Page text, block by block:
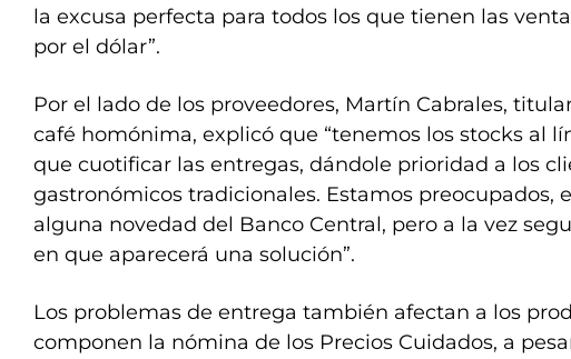
la excusa perfecta para todos los que tienen las
por el dólar”.
Por el lado de los proveedores, Martín Cabrales,
café homónima, explicó que “tenemos los stocks al
que cuotificar las entregas, dándole prioridad a los
gastronómicos tradicionales. Estamos preocupados,
alguna novedad del Banco Central, pero a la vez
en que aparecerá una solución”.
Los problemas de entrega también afectan a los
componen la nómina de los Precios Cuidados, a